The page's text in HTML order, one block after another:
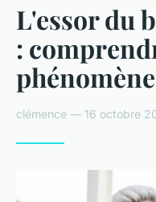
L'essor du
:
clémence — 16 octobre